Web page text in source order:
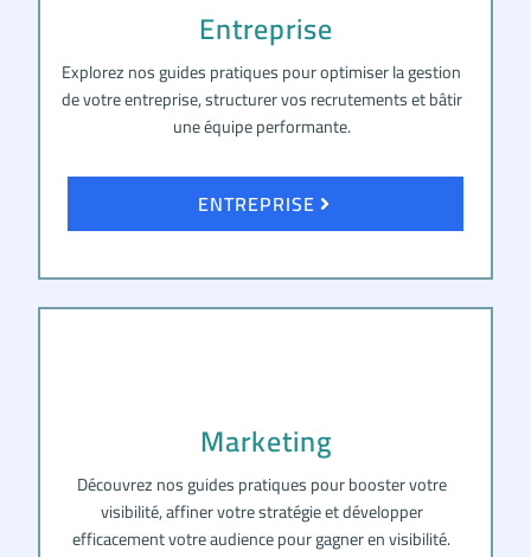
Entreprise
Explorez nos guides pratiques pour optimiser la gestion
de votre entreprise, structurer vos recrutements et bâtir
une équipe performante.
ENTREPRISE
Marketing
Découvrez nos guides pratiques pour booster votre
visibilité, affiner votre stratégie et développer
efficacement votre audience pour gagner en visibilité.